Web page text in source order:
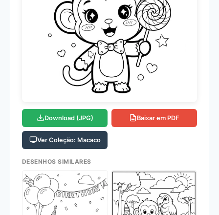
Download (JPG) Baixar em PDF
Ver Coleção: Macaco
DESENHOS SIMILARES